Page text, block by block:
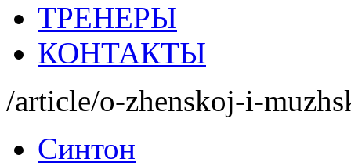
ТРЕНЕРЫ
КОНТАКТЫ
/article/o-zhenskoj-i-
Синтон